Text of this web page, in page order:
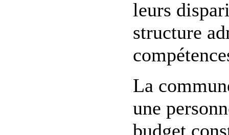
leurs
structure
La
une
budget